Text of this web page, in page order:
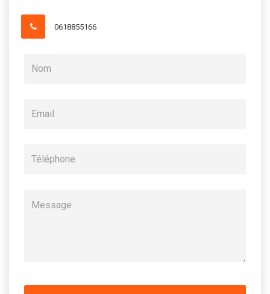
0618855166